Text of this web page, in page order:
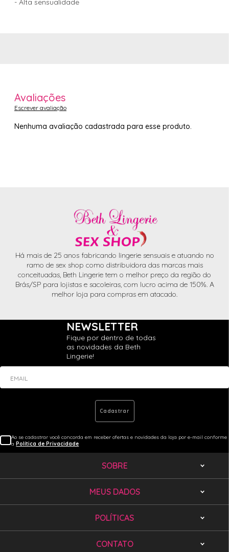
- Alta sensualidade
Avaliações
Escrever avaliação
Nenhuma avaliação cadastrada para esse produto.
Há mais de 25 anos fabricando lingerie sensuais e atuando no
ramo de sex shop como distribuidora das marcas mais
conceituadas, Beth Lingerie tem o melhor preço da região do
Brás/SP para lojistas e sacoleiras, com lucro acima de 150%. A
melhor loja para compras em atacado.
NEWSLETTER
Fique por dentro de todas
as novidades da Beth
Lingerie!
EMAIL
Cadastrar
Ao se cadastrar você concorda em receber ofertas e novidades da loja por e-mail conforme
aPolítica de Privacidade
SOBRE
MEUS DADOS
POLÍTICAS
CONTATO